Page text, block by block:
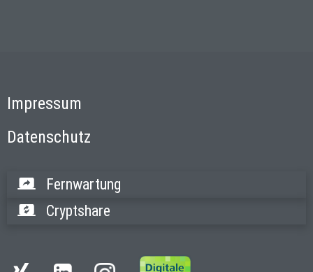
Impressum
Datenschutz
Fernwartung
Cryptshare